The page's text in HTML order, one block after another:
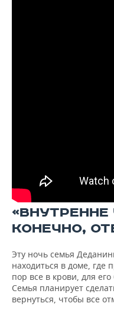
КОНЕЧНО,
Эту ночь семья
находиться в доме, где
пор все в крови, для
Семья планирует
вернуться, чтобы все